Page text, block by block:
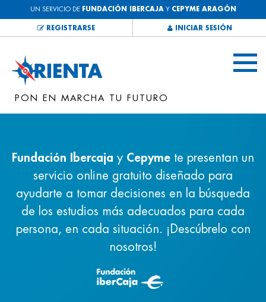
UN SERVICIO DE FUNDACIÓN IBERCAJAY CEPYME ARAGÓN
REGISTRARSE INICIAR SESIÓN
PON EN MARCHA TU FUTURO
Fundación Ibercaja y Cepyme te presentan un
servicio online gratuito diseñado para
ayudarte a tomar decisiones en la búsqueda
de los estudios más adecuados para cada
persona, en cada situación. ¡Descúbrelo con
nosotros!